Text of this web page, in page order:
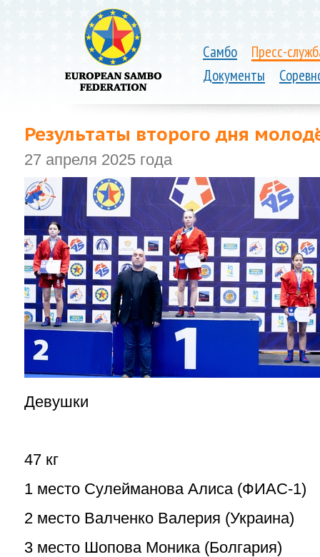
Самбо
Пресс-
Документы
Результаты второго дня
27 апреля 2025 года
Девушки
47 кг
1 место Сулейманова Алиса (ФИАС-1)
2 место Валченко Валерия (Украина)
3 место Шопова Моника (Болгария)